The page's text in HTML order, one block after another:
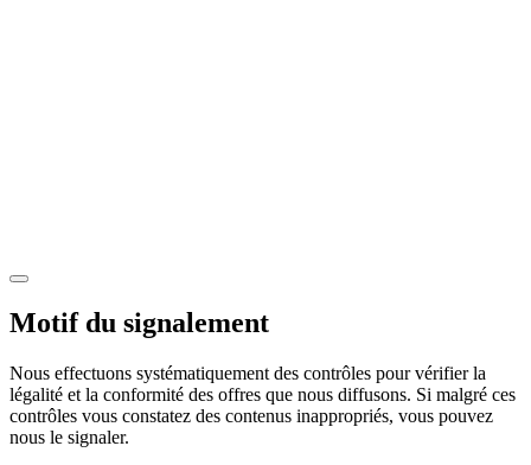
Motif du signalement
Nous effectuons systématiquement des contrôles pour vérifier la
légalité et la conformité des offres que nous diffusons. Si malgré ces
contrôles vous constatez des contenus inappropriés, vous pouvez
nous le signaler.